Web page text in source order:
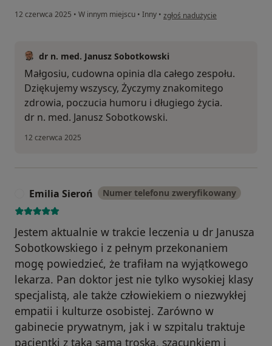
12 czerwca 2025 • W innym miejscu • Inny • w opinii użytkownika Małgośka
zgłoś nadużycie
dr n. med. Janusz Sobotkowski
Małgosiu, cudowna opinia dla całego zespołu.
Dziękujemy wszyscy, Życzymy znakomitego
zdrowia, poczucia humoru i długiego życia.
dr n. med. Janusz Sobotkowski.
12 czerwca 2025
Emilia Sieroń Numer telefonu zweryfikowany
Jestem aktualnie w trakcie leczenia u dr Janusza
Sobotkowskiego i z pełnym przekonaniem
mogę powiedzieć, że trafiłam na wyjątkowego
lekarza. Pan doktor jest nie tylko wysokiej klasy
specjalistą, ale także człowiekiem o niezwykłej
empatii i kulturze osobistej. Zarówno w
gabinecie prywatnym, jak i w szpitalu traktuje
pacjentki z taką samą troską, szacunkiem i